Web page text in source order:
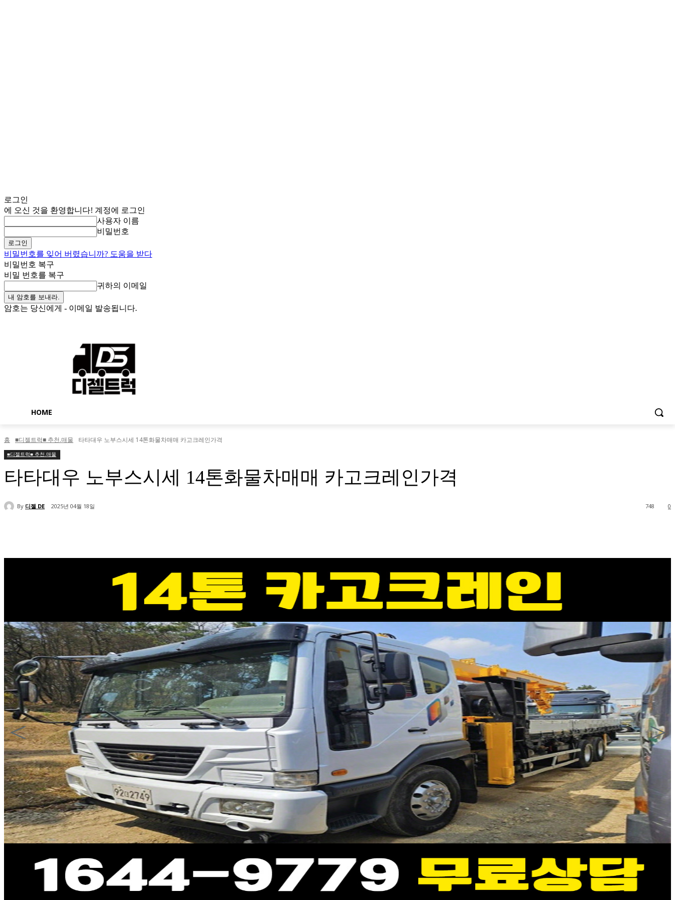
로그인
에 오신 것을 환영합니다! 계정에 로그인
사용자 이름
비밀번호
비밀번호를 잊어 버렸습니까? 도움을 받다
비밀번호 복구
비밀 번호를 복구
귀하의 이메일
암호는 당신에게 - 이메일 발송됩니다.
HOME
홈 ■디젤트럭■ 추천.매물 타타대우 노부스시세 14톤화물차매매 카고크레인가격
■디젤트럭■ 추천.매물
타타대우 노부스시세 14톤화물차매매 카고크레인가격
By 디젤 DE 2025년 04월 18일 0
748